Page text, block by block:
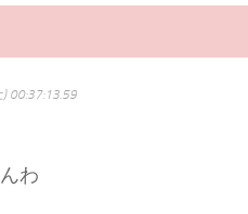
00:37:13.59
わ